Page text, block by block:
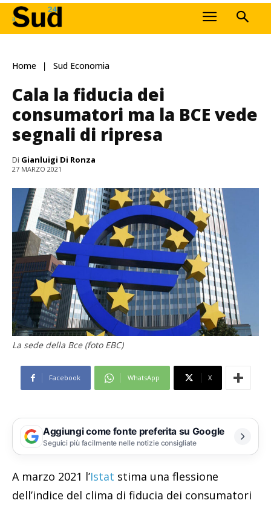
Home Sud Economia
Cala la fiducia dei
consumatori ma la BCE vede
segnali di ripresa
Di Gianluigi Di Ronza
27 MARZO 2021
La sede della Bce (foto EBC)
Facebook WhatsApp X
Aggiungi come fonte preferita su Google
Seguici più facilmente nelle notizie consigliate
A marzo 2021 l’Istat stima una flessione
dell’indice del clima di fiducia dei consumatori